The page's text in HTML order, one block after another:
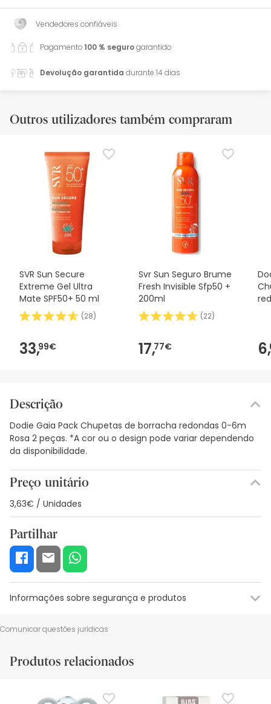
Vendedores confiáveis
Pagamento100 % segurogarantido
Devolução garantida durante 14 dias
Outros utilizadores também compraram
SVR Sun Secure
Extreme Gel Ultra
Mate SPF50+ 50 ml
(28)
33,99€
Svr Sun Seguro Brume
Fresh Invisible Sfp50 +
200ml
(22)
17,77€ 6,
Descrição
Dodie Gaia Pack Chupetas de borracha redondas 0-6m
Rosa 2 peças. *A cor ou o design pode variar dependendo
da disponibilidade.
Preço unitário
3,63€ / Unidades
Partilhar
Informações sobre segurança e produtos
Recursos de segurança visual
De momento, não dispomos de imagens de segurança
Recomendamos que voltes mais tarde para veres as
Comunicar questões jurídicas
Produtos relacionados